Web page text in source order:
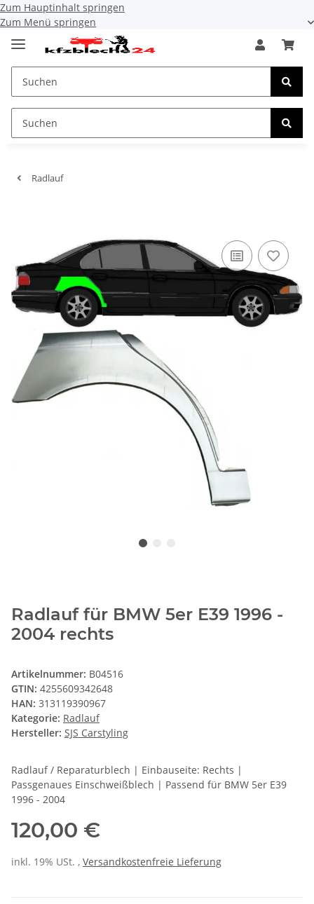
Zum Hauptinhalt springen
Zum Menü springen
Radlauf
Radlauf für BMW 5er E39 1996 -
2004 rechts
Artikelnummer: B04516
GTIN: 4255609342648
HAN: 313119390967
Kategorie: Radlauf
Hersteller: SJS Carstyling
Radlauf / Reparaturblech | Einbauseite: Rechts |
Passgenaues Einschweißblech | Passend für BMW 5er E39
1996 - 2004
120,00 €
inkl. 19% USt. , Versandkostenfreie Lieferung